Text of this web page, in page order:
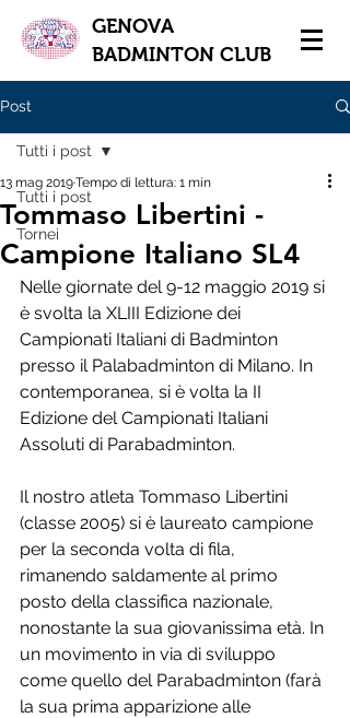
GENOVA
BADMINTON CLUB
Post
Tutti i post
Tornei
Tutti i post
Tommaso Libertini -
Campione Italiano SL4
13 mag 2019Tempo di lettura: 1 min
Nelle giornate del 9-12 maggio 2019 si
è svolta la XLIII Edizione dei
Campionati Italiani di Badminton
presso il Palabadminton di Milano. In
contemporanea, si è volta la II
Edizione del Campionati Italiani
Assoluti di Parabadminton.
Il nostro atleta Tommaso Libertini
(classe 2005) si è laureato campione
per la seconda volta di fila,
rimanendo saldamente al primo
posto della classifica nazionale,
nonostante la sua giovanissima età. In
un movimento in via di sviluppo
come quello del Parabadminton (farà
la sua prima apparizione alle